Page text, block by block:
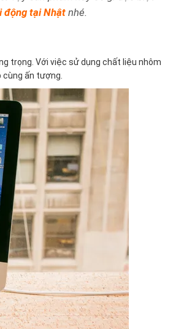
động tại Nhật nhé.
trọng. Với việc sử dụng chất liệu nhôm
cùng ấn tượng.